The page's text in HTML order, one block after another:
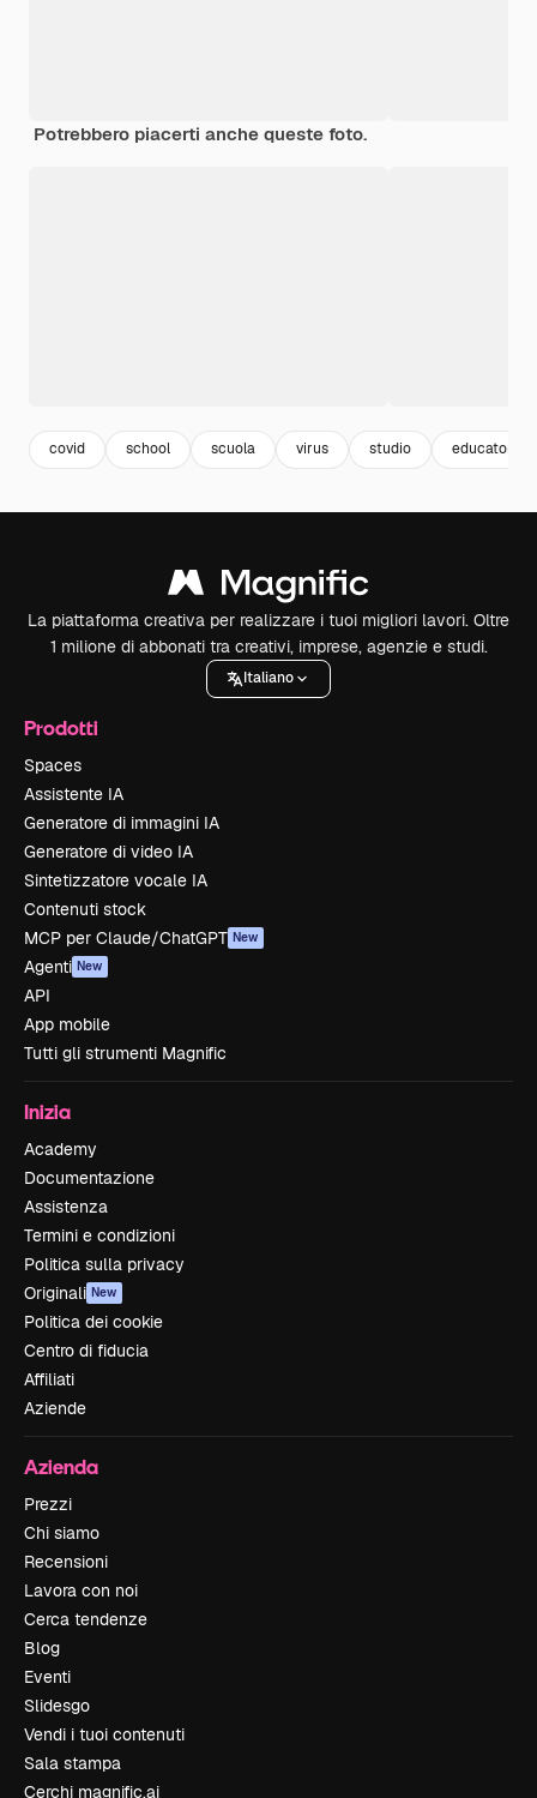
Potrebbero piacerti anche queste foto.
covid school scuola virus studio educatore
La piattaforma creativa per realizzare i tuoi migliori lavori. Oltre
1 milione di abbonati tra creativi, imprese, agenzie e studi.
Italiano
Prodotti
Spaces
Assistente IA
Generatore di immagini IA
Generatore di video IA
Sintetizzatore vocale IA
Contenuti stock
MCP per Claude/ChatGPT New
Agenti New
API
App mobile
Tutti gli strumenti Magnific
Inizia
Academy
Documentazione
Assistenza
Termini e condizioni
Politica sulla privacy
Originali New
Politica dei cookie
Centro di fiducia
Affiliati
Aziende
Azienda
Prezzi
Chi siamo
Recensioni
Lavora con noi
Cerca tendenze
Blog
Eventi
Slidesgo
Vendi i tuoi contenuti
Sala stampa
Cerchi magnific.ai